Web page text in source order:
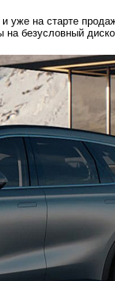
уже на старте
безусловный